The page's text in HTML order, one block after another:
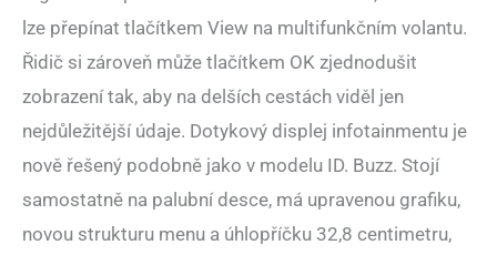
lze přepínat tlačítkem View na multifunkčním volantu.
Řidič si zároveň může tlačítkem OK zjednodušit
zobrazení tak, aby na delších cestách viděl jen
nejdůležitější údaje. Dotykový displej infotainmentu je
nově řešený podobně jako v modelu ID. Buzz. Stojí
samostatně na palubní desce, má upravenou grafiku,
novou strukturu menu a úhlopříčku 32,8 centimetru,